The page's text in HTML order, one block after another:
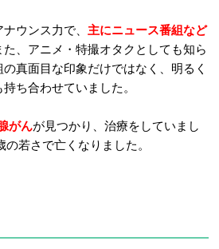
ウンス力で、 主にニュース番組など
た、アニメ・特撮オタクとしても知ら
真面目な印象だけではなく、明るく
ち合わせていました。
がんが見つかり、治療をしていまし
若さで亡くなりました。